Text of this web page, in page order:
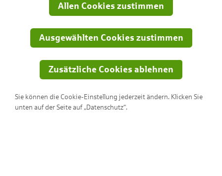
anpassen und verbessern können. Aus diesem Grund nutzen wir
Google Analytics. Dieses Werkzeug erfasst die Seitenaufrufe zu
Übertragung anonymisiert.
Allen Cookies zustimmen
Ausgewählten Cookies zustimmen
Zusätzliche Cookies ablehnen
Sie können die Cookie-Einstellung jederzeit ändern. Klicken Sie
unten auf der Seite auf „Datenschutz“.